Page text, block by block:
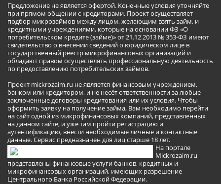
Предложение не является офертой. Конечные условия уточняйте
при прямом общении с кредиторами. Проект осуществляет
подбор микрозаймов между лицом, желающим взять займ, и
кредитными учреждениями, которые на основании ФЗ «О
потребительском кредите (займе)» от 21.12.2013 № 353-ФЗ имеют
свидетельство о внесении сведений о юридическом лице в
государственный реестр микрофинансовых организаций и
обладают правом осуществлять профессиональную деятельность
по предоставлению потребительских займов.
Проект mickrozaim.ru не является финансовым учреждением,
банком или кредитором, и не несёт ответственности за любые
заключенные договоры кредитования или их условия. Чтобы
оформить заявку на получение займа, Вам необходимо перейти
на сайт одной из микрофинансовых компаний, представленных
на данном сайте, и уже там пройти регистрацию и
аутентификацию, внести необходимые личные и контактные
данные. Сервис предназначен для лиц старше 18 лет.
На портале
Mickrozaim.ru
представлены финансовые услуги банков, кредитных и
микрофинансовых организаций, имеющих разрешение
Центрального Банка Российской Федерации.